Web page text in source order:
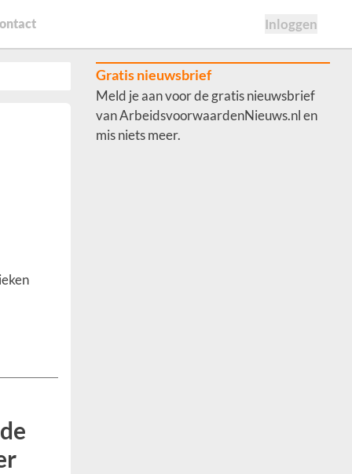
Inloggen
Gratis nieuwsbrief
Meld je aan voor de gratis nieuwsbrief
van ArbeidsvoorwaardenNieuws.nl en
mis niets meer.